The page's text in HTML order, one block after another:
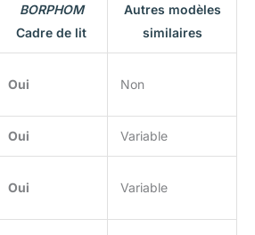
BORPHOM
Cadre de lit
Autres modèles
similaires
Oui Non
Oui Variable
Oui Variable